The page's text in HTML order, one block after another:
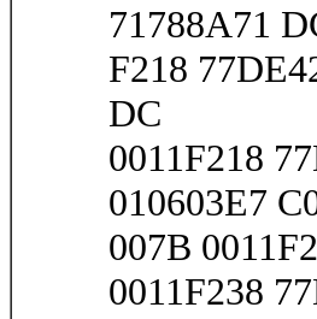
71788A71
F218
DC
0011F218
010603E7
007B
0011F238